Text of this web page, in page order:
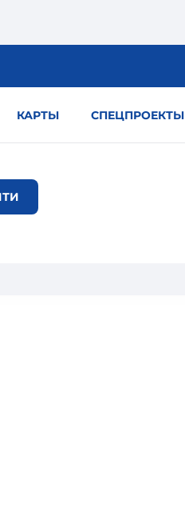
КАРТЫ СПЕЦПРОЕКТЫ